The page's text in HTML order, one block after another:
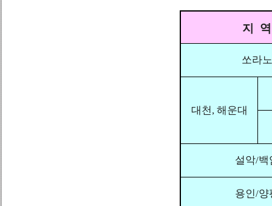
지 역
쏘라노
대천, 해운대
설악/백
용인/양